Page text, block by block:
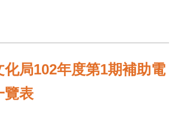
局102年度第1期補助電
覽表